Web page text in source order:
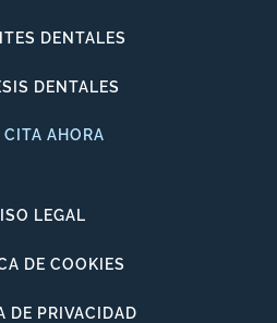
DENTALES
DENTALES
CITA AHORA
LEGAL
DE COOKIES
DE PRIVACIDAD